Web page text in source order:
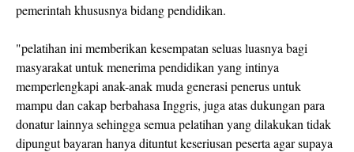
pemerintah khususnya bidang pendidikan.
"pelatihan ini memberikan kesempatan seluas luasnya bagi
masyarakat untuk menerima pendidikan yang intinya
memperlengkapi anak-anak muda generasi penerus untuk
mampu dan cakap berbahasa Inggris, juga atas dukungan para
donatur lainnya sehingga semua pelatihan yang dilakukan tidak
dipungut bayaran hanya dituntut keseriusan peserta agar supaya